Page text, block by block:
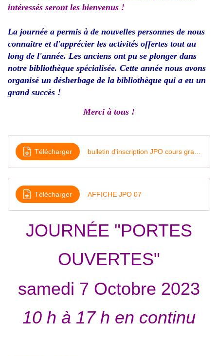
intéressés seront les bienvenus !
La journée a permis à de nouvelles personnes de nous
connaitre et d'apprécier les activités offertes tout au
long de l'année. Les anciens ont pu se plonger dans
notre bibliothèque spécialisée. Cette année nous avons
organisé un désherbage de la bibliothèque qui a eu un
grand succès !
Merci à tous !
Télécharger
Télécharger AFFICHE JPO 07
JOURNÉE "PORTES
OUVERTES"
samedi 7 Octobre 2023
10 h à 17 h en continu